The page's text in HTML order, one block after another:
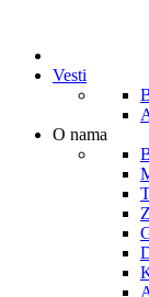
Vesti
O nama